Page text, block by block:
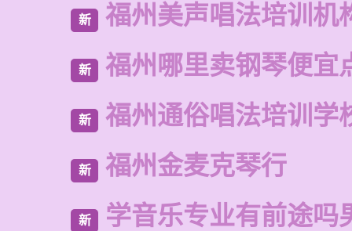
新 福州美声唱法培训机
新 福州哪里卖钢琴便宜
新 福州通俗唱法培训学
新 福州金麦克琴行
新 学音乐专业有前途吗